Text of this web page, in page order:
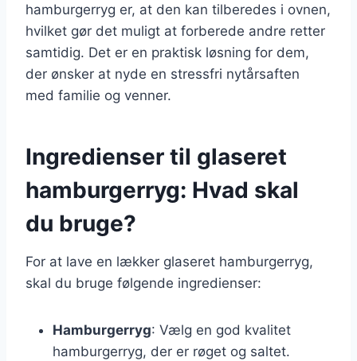
hamburgerryg er, at den kan tilberedes i ovnen,
hvilket gør det muligt at forberede andre retter
samtidig. Det er en praktisk løsning for dem,
der ønsker at nyde en stressfri nytårsaften
med familie og venner.
Ingredienser til glaseret
hamburgerryg: Hvad skal
du bruge?
For at lave en lækker glaseret hamburgerryg,
skal du bruge følgende ingredienser:
Hamburgerryg: Vælg en god kvalitet
hamburgerryg, der er røget og saltet.